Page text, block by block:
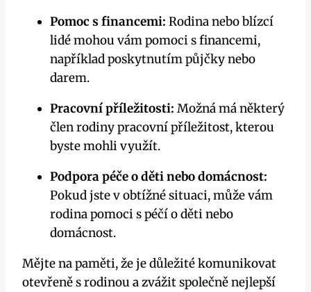
Pomoc s financemi: Rodina nebo blízcí
lidé mohou vám pomoci s financemi,
například poskytnutím půjčky nebo
darem.
Pracovní příležitosti: Možná má některý
člen rodiny pracovní příležitost, kterou
byste mohli využít.
Podpora péče o děti nebo domácnost:
Pokud jste v obtížné situaci, může vám
rodina pomoci s péčí o děti nebo
domácnost.
Mějte na paměti, že je důležité komunikovat
otevřeně s rodinou a zvážit společně nejlepší